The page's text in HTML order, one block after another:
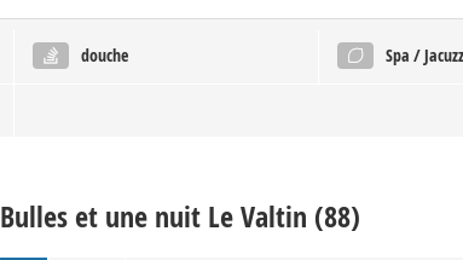
douche Spa /
Bulles et une nuit Le Valtin (88)